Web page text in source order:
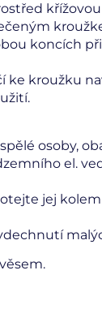
koncích
ke kroužku
osoby,
el.
jej